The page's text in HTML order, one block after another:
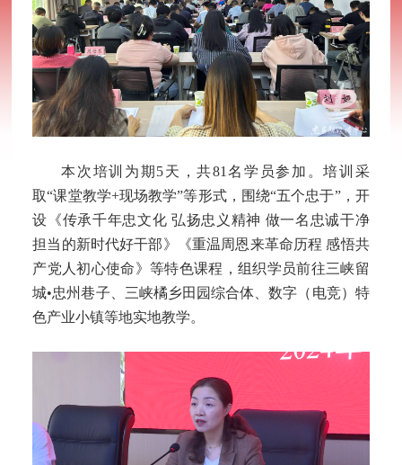
本次培训为期 5天，共81名学员参加。培训采
取“课堂教学+现场教学”等形式，围绕“五个忠于”，开
设《传承千年忠文化 弘扬忠义精神 做一名忠诚干净
担当的新时代好干部》《重温周恩来革命历程 感悟共
产党人初心使命》等特色课程，组织学员前往三峡留
城•忠州巷子、三峡橘乡田园综合体、数字（电竞）特
色产业小镇等地实地教学。